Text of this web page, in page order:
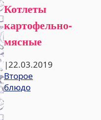
Котлеты
картофельно-
мясные
|22.03.2019
Второе
блюдо